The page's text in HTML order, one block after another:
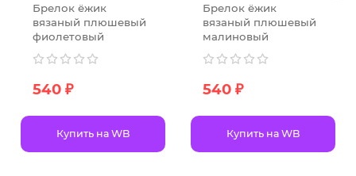
Брелок ёжик
вязаный плюшевый
фиолетовый
540 ₽
Купить на WB
Брелок ёжик
вязаный плюшевый
малиновый
540 ₽
Купить на WB